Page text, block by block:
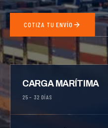
COTIZA TU ENVÍO
CARGA MARÍTIMA
25 – 32 DÍAS